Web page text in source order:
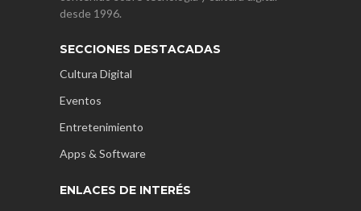
desde 1996.
SECCIONES DESTACADAS
Cultura Digital
Eventos
Entretenimiento
Apps & Software
ENLACES DE INTERÉS